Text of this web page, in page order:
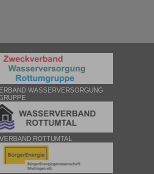
WASSERVERSORGUNG
ROTTUMTAL